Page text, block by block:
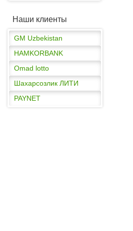
Наши клиенты
PAYNET
GM Uzbekistan
HAMKORBANK
Omad lotto
Шахарсозлик ЛИТИ
PAYNET